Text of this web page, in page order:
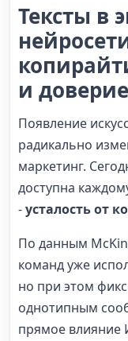
Тексты в
и
Появление
радикально
маркетинг.
доступна
-усталость от
По данным
команд уже
но при этом
однотипным
прямое влияние